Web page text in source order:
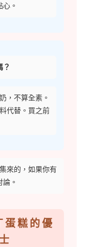
。
？
，不算全素。
代替。買之前
來的，如果你有
。
糕的優